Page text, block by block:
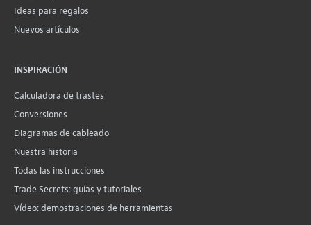
Ideas para regalos
Nuevos artículos
INSPIRACIÓN
Calculadora de trastes
Conversiones
Diagramas de cableado
Nuestra historia
Todas las instrucciones
Trade Secrets: guías y tutoriales
Vídeo: demostraciones de herramientas